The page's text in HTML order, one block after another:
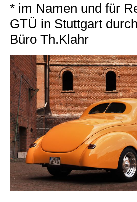
* im Namen und für
GTÜ in Stuttgart
Büro Th.Klahr